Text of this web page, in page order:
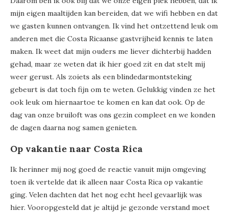
mijn eigen maaltijden kan bereiden, dat we wifi hebben en dat
we gasten kunnen ontvangen. Ik vind het ontzettend leuk om
anderen met die Costa Ricaanse gastvrijheid kennis te laten
maken. Ik weet dat mijn ouders me liever dichterbij hadden
gehad, maar ze weten dat ik hier goed zit en dat stelt mij
weer gerust. Als zoiets als een blindedarmontsteking
gebeurt is dat toch fijn om te weten. Gelukkig vinden ze het
ook leuk om hiernaartoe te komen en kan dat ook. Op de
dag van onze bruiloft was ons gezin compleet en we konden
de dagen daarna nog samen genieten.
Op vakantie naar Costa Rica
Ik herinner mij nog goed de reactie vanuit mijn omgeving
toen ik vertelde dat ik alleen naar Costa Rica op vakantie
ging. Velen dachten dat het nog echt heel gevaarlijk was
hier. Vooropgesteld dat je altijd je gezonde verstand moet